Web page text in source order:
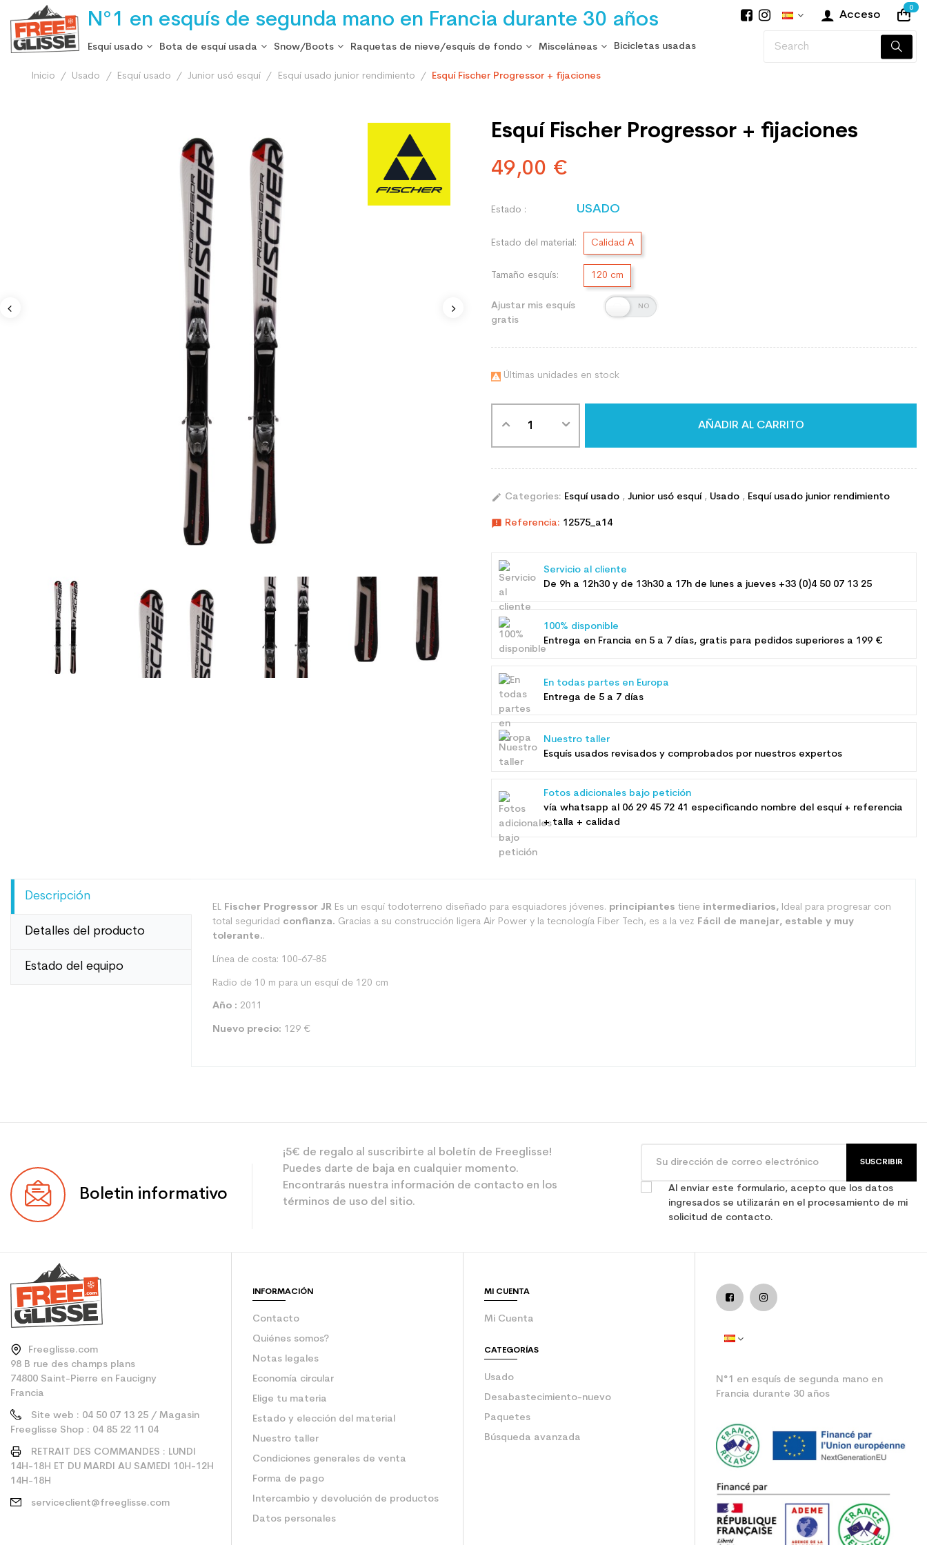
N°1 en esquís de segunda mano en Francia durante 30 años Acceso
0
Esquí usado Bota de esquí usada Snow/Boots Raquetas de nieve/esquís de fondo Misceláneas Bicicletas usadas
Inicio Usado Esquí usado Junior usó esquí Esquí usado junior rendimiento Esquí Fischer Progressor + fijaciones
Esquí Fischer Progressor + fijaciones
49,00 €
Estado : USADO
Estado del material: Calidad A
Tamaño esquís: 120 cm
Ajustar mis esquís
gratis
 Últimas unidades en stock
AÑADIR AL CARRITO
edit Categories: Esquí usado , Junior usó esquí , Usado , Esquí usado junior rendimiento
announcement Referencia: 12575_a14
Servicio al cliente
De 9h a 12h30 y de 13h30 a 17h de lunes a jueves +33 (0)4 50 07 13 25
100% disponible
Entrega en Francia en 5 a 7 días, gratis para pedidos superiores a 199 €
En todas partes en Europa
Entrega de 5 a 7 días
Nuestro taller
Esquís usados ​​revisados ​​y comprobados por nuestros expertos
Fotos adicionales bajo petición
vía whatsapp al 06 29 45 72 41 especificando nombre del esquí + referencia
+ talla + calidad
Descripción
Detalles del producto
Estado del equipo
EL Fischer Progressor JREs un esquí todoterreno diseñado para esquiadores jóvenes. principiantes tiene intermediarios,Ideal para progresar con
total seguridad confianza. Gracias a su construcción ligera Air Power y la tecnología Fiber Tech, es a la vez Fácil de manejar, estable y muy
tolerante..
Línea de costa: 100-67-85
Radio de 10 m para un esquí de 120 cm
Año : 2011
Nuevo precio: 129 €
Ocio deportivo
Boletin informativo
¡5€ de regalo al suscribirte al boletín de Freeglisse!
Puedes darte de baja en cualquier momento.
Encontrarás nuestra información de contacto en los
términos de uso del sitio.
SUSCRIBIR
Al enviar este formulario, acepto que los datos
ingresados se utilizarán en el procesamiento de mi
solicitud de contacto.
Freeglisse.com
98 B rue des champs plans
74800 Saint-Pierre en Faucigny
Francia
Site web : 04 50 07 13 25 / Magasin
Freeglisse Shop : 04 85 22 11 04
RETRAIT DES COMMANDES : LUNDI
14H-18H ET DU MARDI AU SAMEDI 10H-12H
14H-18H
serviceclient@freeglisse.com
INFORMACIÓN
Contacto
Quiénes somos?
Notas legales
Economía circular
Elige tu materia
Estado y elección del material
Nuestro taller
Condiciones generales de venta
Forma de pago
Intercambio y devolución de productos
Datos personales
MI CUENTA
Mi Cuenta
CATEGORÍAS
Usado
Desabastecimiento-nuevo
Paquetes
Búsqueda avanzada
N°1 en esquís de segunda mano en
Francia durante 30 años